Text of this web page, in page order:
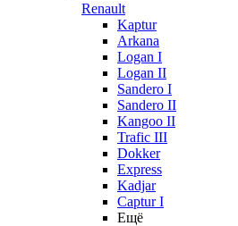
Renault
Kaptur
Arkana
Logan I
Logan II
Sandero I
Sandero II
Kangoo II
Trafic III
Dokker
Express
Kadjar
Captur I
Ещё